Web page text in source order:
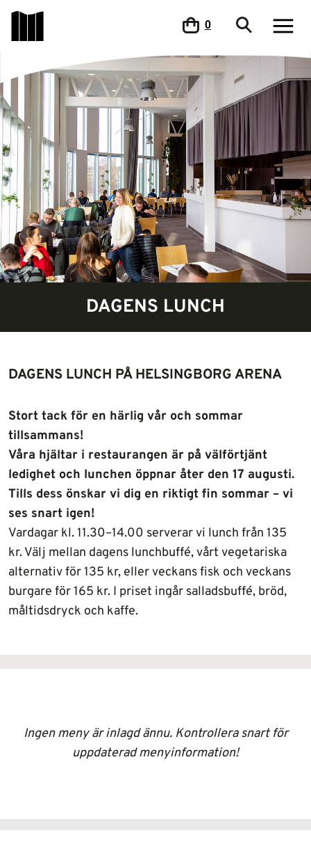
0
DAGENS LUNCH
DAGENS LUNCH PÅ HELSINGBORG ARENA
Stort tack för en härlig vår och sommar
tillsammans!
Våra hjältar i restaurangen är på välförtjänt
ledighet och lunchen öppnar åter den 17 augusti.
Tills dess önskar vi dig en riktigt fin sommar – vi
ses snart igen!
Vardagar kl. 11.30–14.00 serverar vi lunch från 135
kr. Välj mellan dagens lunchbuffé, vårt vegetariska
alternativ för 135 kr, eller veckans fisk och veckans
burgare för 165 kr. I priset ingår salladsbuffé, bröd,
måltidsdryck och kaffe.
Ingen meny är inlagd ännu. Kontrollera snart för
uppdaterad menyinformation!